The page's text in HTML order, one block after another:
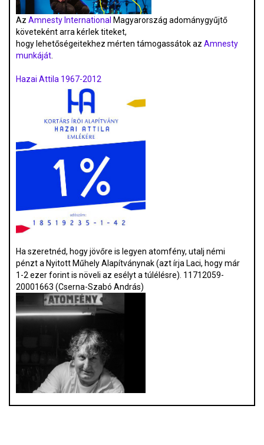
Az Amnesty International Magyarország adománygyűjtő
követeként arra kérlek titeket,
hogy lehetőségeitekhez mérten támogassátok az Amnesty
munkáját.
Hazai Attila 1967-2012
Ha szeretnéd, hogy jövőre is legyen atomfény, utalj némi
pénzt a Nyitott Műhely Alapítványnak (azt írja Laci, hogy már
1-2 ezer forint is növeli az esélyt a túlélésre). 11712059-
20001663 (Cserna-Szabó András)